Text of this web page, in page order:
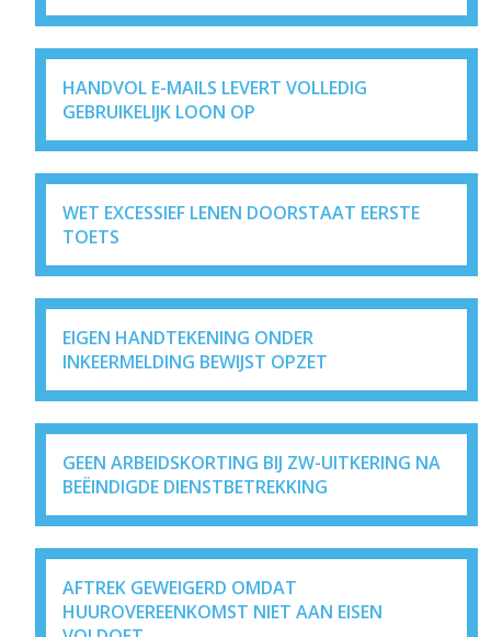
HANDVOL E-MAILS LEVERT VOLLEDIG
GEBRUIKELIJK LOON OP
WET EXCESSIEF LENEN DOORSTAAT EERSTE
TOETS
EIGEN HANDTEKENING ONDER
INKEERMELDING BEWIJST OPZET
GEEN ARBEIDSKORTING BIJ ZW-UITKERING NA
BEËINDIGDE DIENSTBETREKKING
AFTREK GEWEIGERD OMDAT
HUUROVEREENKOMST NIET AAN EISEN